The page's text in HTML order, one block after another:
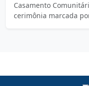
Casamento
cerimônia marcada